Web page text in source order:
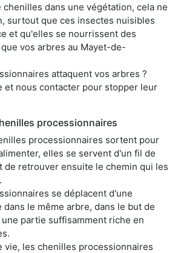
dans une végétation, cela ne
surtout que ces insectes nuisibles
et qu'elles se nourrissent des
vos arbres au Mayet-de-
attaquent vos arbres ?
et nous contacter pour stopper leur
processionnaires
processionnaires sortent pour
elles se servent d'un fil de
de retrouver ensuite le chemin qui les
se déplacent d'une
dans le même arbre, dans le but de
partie suffisamment riche en
vie, les chenilles processionnaires